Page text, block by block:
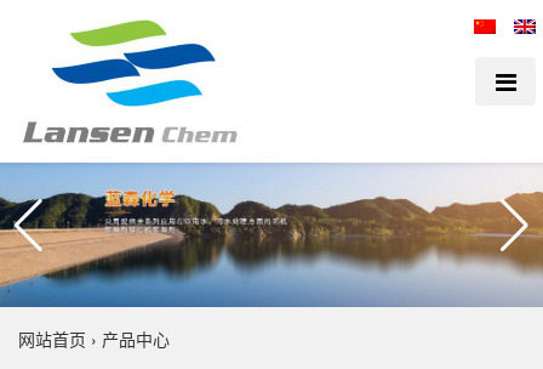
网站首页 › 产品中心